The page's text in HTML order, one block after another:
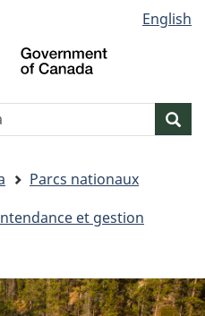
au
contenu
« Au
du
la
HTML
English
Parcs nationaux
et gestion